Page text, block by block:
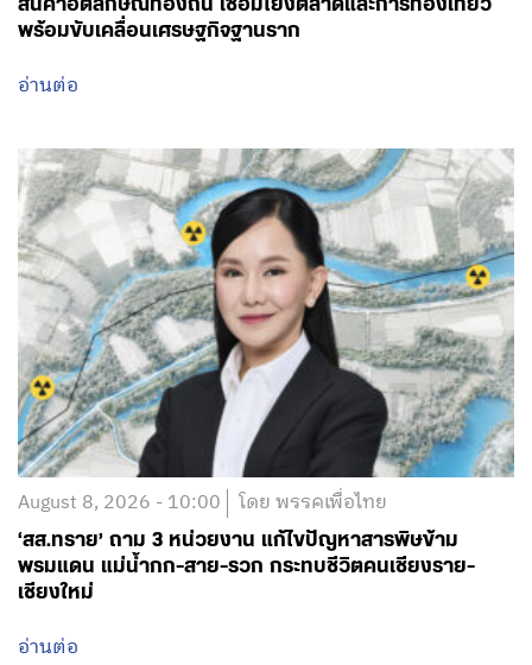
สินค้าอัตลักษณ์ท้องถิ่น เชื่อมโยงตลาดและการท่องเที่ยว
พร้อมขับเคลื่อนเศรษฐกิจฐานราก
อ่านต่อ
August 8, 2026 - 10:00 โดย พรรคเพื่อไทย
‘สส.ทราย’ ถาม 3 หน่วยงาน แก้ไขปัญหาสารพิษข้าม
พรมแดน แม่น้ำกก-สาย-รวก กระทบชีวิตคนเชียงราย-
เชียงใหม่
อ่านต่อ